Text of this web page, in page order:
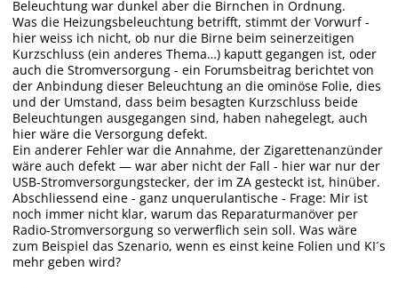
Beleuchtung war dunkel aber die Birnchen in Ordnung.
Was die Heizungsbeleuchtung betrifft, stimmt der Vorwurf -
hier weiss ich nicht, ob nur die Birne beim seinerzeitigen
Kurzschluss (ein anderes Thema…) kaputt gegangen ist, oder
auch die Stromversorgung - ein Forumsbeitrag berichtet von
der Anbindung dieser Beleuchtung an die ominöse Folie, dies
und der Umstand, dass beim besagten Kurzschluss beide
Beleuchtungen ausgegangen sind, haben nahegelegt, auch
hier wäre die Versorgung defekt.
Ein anderer Fehler war die Annahme, der Zigarettenanzünder
wäre auch defekt — war aber nicht der Fall - hier war nur der
USB-Stromversorgungstecker, der im ZA gesteckt ist, hinüber.
Abschliessend eine - ganz unquerulantische - Frage: Mir ist
noch immer nicht klar, warum das Reparaturmanöver per
Radio-Stromversorgung so verwerflich sein soll. Was wäre
zum Beispiel das Szenario, wenn es einst keine Folien und KI´s
mehr geben wird?